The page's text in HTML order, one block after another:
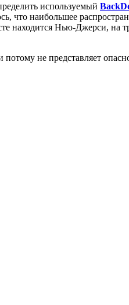
используемый
что наибольшее
находится Нью-Джерси,
не представляет